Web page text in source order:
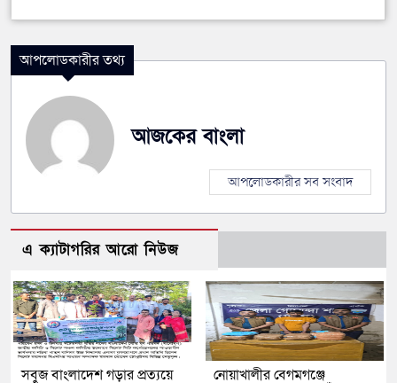
আপলোডকারীর তথ্য
আজকের বাংলা
আপলোডকারীর সব সংবাদ
এ ক্যাটাগরির আরো নিউজ
সবুজ বাংলাদেশ গড়ার প্রত্যয়ে
নোয়াখালীর বেগমগঞ্জে